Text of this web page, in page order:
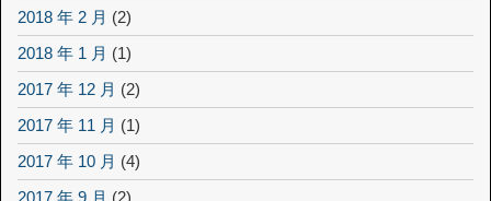
2018 年 2 月 (2)
2018 年 1 月 (1)
2017 年 12 月 (2)
2017 年 11 月 (1)
2017 年 10 月 (4)
2017 年 9 月 (2)